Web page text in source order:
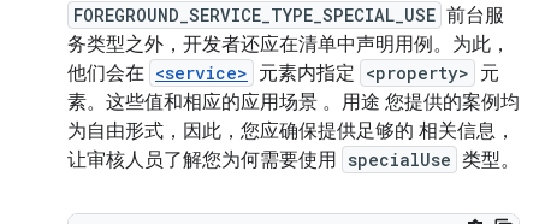
FOREGROUND_SERVICE_TYPE_SPECIAL_USE 前台服
务类型之外，开发者还应在清单中声明用例。为此，
他们会在 <service> 元素内指定 <property> 元
素。这些值和相应的应用场景 。用途 您提供的案例均
为自由形式，因此，您应确保提供足够的 相关信息，
让审核人员了解您为何需要使用 specialUse 类型。